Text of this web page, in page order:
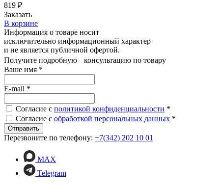
819 ₽
Заказать
В корзине
Информация о товаре носит
исключительно информационный характер
и не является публичной офертой.
Получите подробную консультацию по товару
Ваше имя *
E-mail *
Согласие с политикой конфиденциальности *
Согласие с обработкой персональных данных *
Перезвоните по телефону: +7(342) 202 10 01
MAX
Telegram